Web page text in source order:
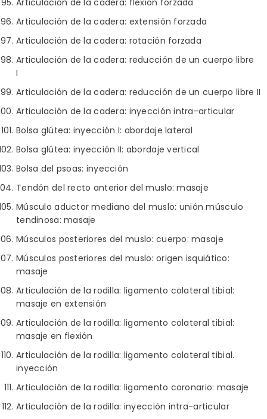
Articulación de la cadera: flexión forzada
Articulación de la cadera: extensión forzada
Articulación de la cadera: rotación forzada
Articulación de la cadera: reducción de un cuerpo libre
I
Articulación de la cadera: reducción de un cuerpo libre II
Articulación de la cadera: inyección intra-articular
Bolsa glútea: inyección I: abordaje lateral
Bolsa glútea: inyección II: abordaje vertical
Bolsa del psoas: inyección
Tendón del recto anterior del muslo: masaje
Músculo aductor mediano del muslo: unión músculo
tendinosa: masaje
Músculos posteriores del muslo: cuerpo: masaje
Músculos posteriores del muslo: origen isquiático:
masaje
Articulación de la rodilla: ligamento colateral tibial:
masaje en extensión
Articulación de la rodilla: ligamento colateral tibial:
masaje en flexión
Articulación de la rodilla: ligamento colateral tibial.
inyección
Articulación de la rodilla: ligamento coronario: masaje
Articulación de la rodilla: inyección intra-articular